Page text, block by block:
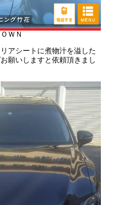
掃
ＷＮ
アシートに煮物汁を溢した
願いしますと依頼頂きまし